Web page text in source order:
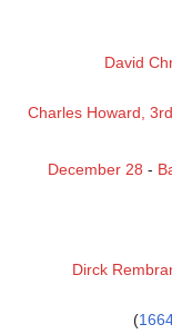
David
Charles Howard,
December 28 -
Dirck
)